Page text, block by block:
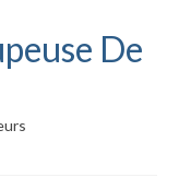
De